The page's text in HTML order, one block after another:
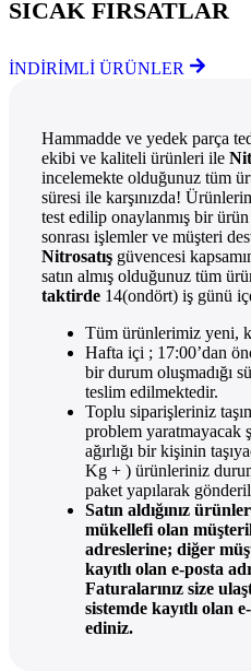
SICAK FIRSATLAR
İNDİRİMLİ ÜRÜNLER
Hammadde ve yedek parça
ekibi ve kaliteli ürünleri ile
incelemekte olduğunuz tüm
süresi ile karşınızda!
test edilip onaylanmış bir
sonrası işlemler ve müşteri
Nitrosatış güvencesi
satın almış olduğunuz tüm
taktirde 14(ondört) iş günü
Tüm ürünlerimiz yeni,
Hafta içi ; 17:00’dan
bir durum oluşmadığı
teslim edilmektedir.
Toplu siparişleriniz
problem yaratmayacak
ağırlığı bir kişinin
Kg + ) ürünleriniz
paket yapılarak
Satın aldığınız
mükellefi olan
adreslerine; diğer
kayıtlı olan e-posta
Faturalarınız size
sistemde kayıtlı olan
ediniz.